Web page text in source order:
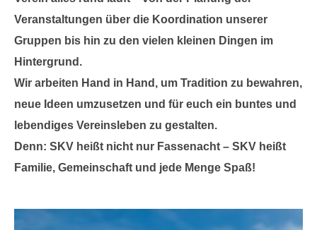
Veranstaltungen über die Koordination unserer
Gruppen bis hin zu den vielen kleinen Dingen im
Hintergrund.
Wir arbeiten Hand in Hand, um Tradition zu bewahren,
neue Ideen umzusetzen und für euch ein buntes und
lebendiges Vereinsleben zu gestalten.
Denn: SKV heißt nicht nur Fassenacht – SKV heißt
Familie, Gemeinschaft und jede Menge Spaß!